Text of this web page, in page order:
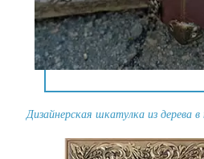
Дизайнерская шкатулка из дерева